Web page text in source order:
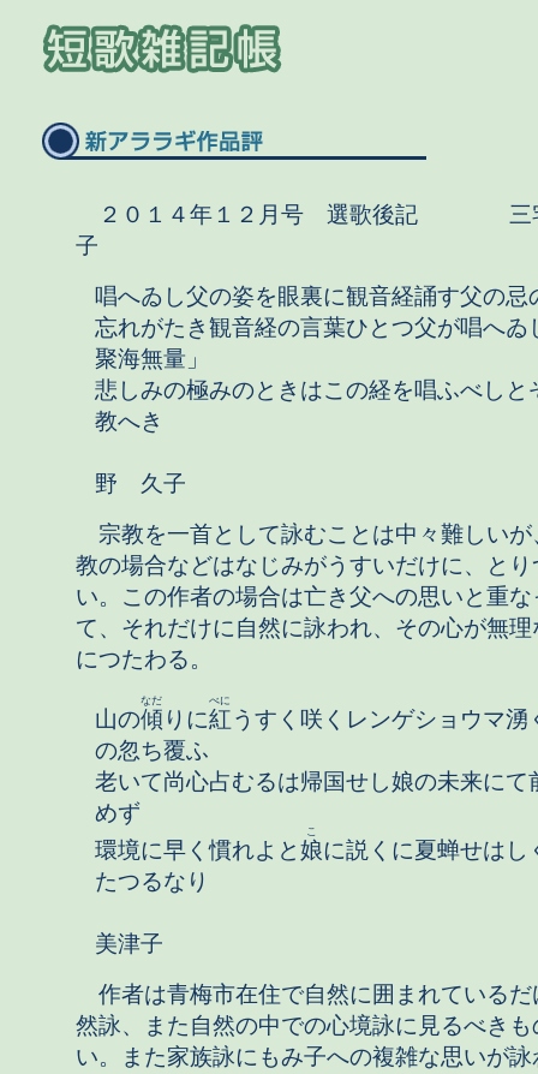
２０１４年１２月号 選歌後記 三
子
唱へゐし父の姿を眼裏に観音経誦す父の忌
忘れがたき観音経の言葉ひとつ父が唱へゐ
聚海無量」
悲しみの極みのときはこの経を唱ふべしと
教へき
野 久子
宗教を一首として詠むことは中々難しいが
教の場合などはなじみがうすいだけに、と
い。この作者の場合は亡き父への思いと重な
て、それだけに自然に詠われ、その心が無
につたわる。
山の傾
なだ
りに紅
べに
うすく咲くレンゲショウマ湧
の忽ち覆ふ
老いて尚心占むるは帰国せし娘の未来にて
めず
環境に早く慣れよと娘
こ
に説くに夏蝉せはし
たつるなり
美津子
作者は青梅市在住で自然に囲まれているだ
然詠、また自然の中での心境詠に見るべきも
い。また家族詠にもみ子への複雑な思いが